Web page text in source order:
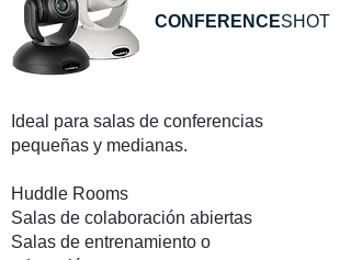
CONFERENCESHOT
Ideal para salas de conferencias
pequeñas y medianas.
Huddle Rooms
Salas de colaboración abiertas
Salas de entrenamiento o